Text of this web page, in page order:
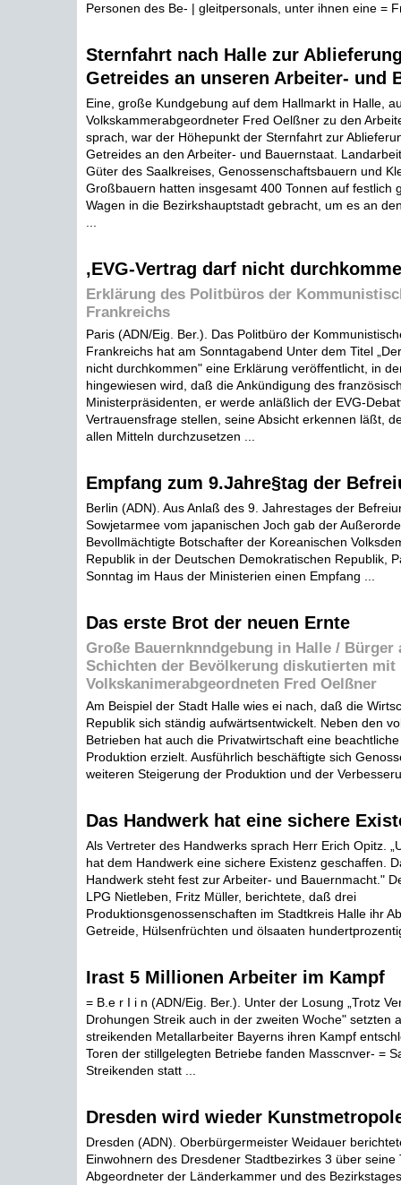
Personen des Be- | gleitpersonals, unter ihnen eine =
Sternfahrt nach Halle zur
Getreides an unseren Arbeiter- und
Eine, große Kundgebung auf dem Hallmarkt in Halle,
Volkskammerabgeordneter Fred Oelßner zu den
sprach, war der Höhepunkt der Sternfahrt zur
Getreides an den Arbeiter- und Bauernstaat.
Güter des Saalkreises, Genossenschaftsbauern und
Großbauern hatten insgesamt 400 Tonnen auf festlich
Wagen in die Bezirkshauptstadt gebracht, um es an
,EVG-Vertrag darf nicht
Erklärung des Politbüros der
Frankreichs
Paris (ADN/Eig. Ber.). Das Politbüro der
Frankreichs hat am Sonntagabend Unter dem Titel
nicht durchkommen" eine Erklärung veröffentlicht, in
hingewiesen wird, daß die Ankündigung des
Ministerpräsidenten, er werde anläßlich der EVG-
Vertrauensfrage stellen, seine Absicht erkennen läßt,
allen Mitteln durchzusetzen ...
Empfang zum 9.Jahre§tag der
Berlin (ADN). Aus Anlaß des 9. Jahrestages der
Sowjetarmee vom japanischen Joch gab der
Bevollmächtigte Botschafter der Koreanischen
Republik in der Deutschen Demokratischen Republik,
Sonntag im Haus der Ministerien einen Empfang ...
Das erste Brot der neuen Ernte
Große Bauernknndgebung in Halle / Bürger
Schichten der Bevölkerung diskutierten mit
Volkskanimerabgeordneten Fred Oelßner
Am Beispiel der Stadt Halle wies ei nach, daß die
Republik sich ständig aufwärtsentwickelt. Neben den
Betrieben hat auch die Privatwirtschaft eine
Produktion erzielt. Ausführlich beschäftigte sich
weiteren Steigerung der Produktion und der
Das Handwerk hat eine sichere
Als Vertreter des Handwerks sprach Herr Erich Opitz.
hat dem Handwerk eine sichere Existenz geschaffen.
Handwerk steht fest zur Arbeiter- und Bauernmacht."
LPG Nietleben, Fritz Müller, berichtete, daß drei
Produktionsgenossenschaften im Stadtkreis Halle ihr
Getreide, Hülsenfrüchten und ölsaaten
Irast 5 Millionen Arbeiter im Kampf
= B.e r I i n (ADN/Eig. Ber.). Unter der Losung „Trotz
Drohungen Streik auch in der zweiten Woche" setzten
streikenden Metallarbeiter Bayerns ihren Kampf
Toren der stillgelegten Betriebe fanden Masscnver- =
Streikenden statt ...
Dresden wird wieder
Dresden (ADN). Oberbürgermeister Weidauer
Einwohnern des Dresdener Stadtbezirkes 3 über seine
Abgeordneter der Länderkammer und des